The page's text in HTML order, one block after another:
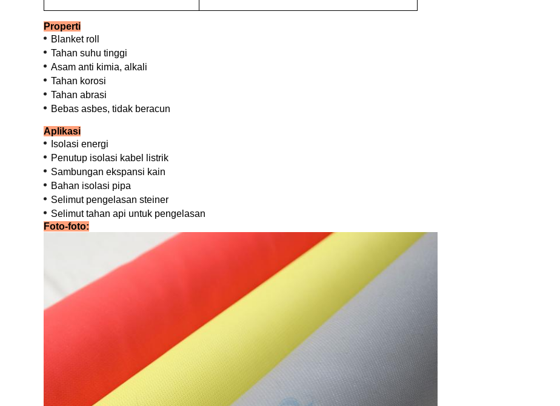
Properti
Blanket roll
Tahan suhu tinggi
Asam anti kimia, alkali
Tahan korosi
Tahan abrasi
Bebas asbes, tidak beracun
Aplikasi
Isolasi energi
Penutup isolasi kabel listrik
Sambungan ekspansi kain
Bahan isolasi pipa
Selimut pengelasan steiner
Selimut tahan api untuk pengelasan
Foto-foto: